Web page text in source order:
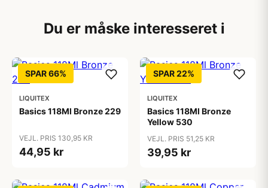
Du er måske interesseret i
SPAR 66%
LIQUITEX
Basics 118Ml Bronze 229
VEJL. PRIS 130,95 KR
44,95 kr
SPAR 22%
LIQUITEX
Basics 118Ml Bronze
Yellow 530
VEJL. PRIS 51,25 KR
39,95 kr